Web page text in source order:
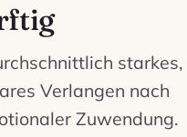
starkes,
Verlangen nach
Zuwendung.